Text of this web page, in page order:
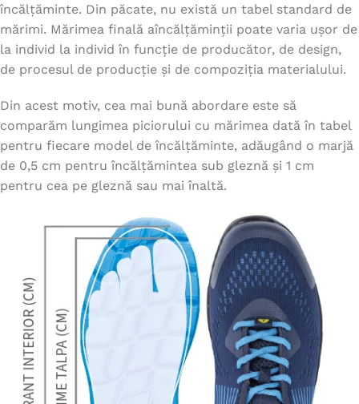
încălțăminte. Din păcate, nu există un tabel standard de
mărimi. Mărimea finală aîncălțăminții poate varia ușor de
la individ la individ în funcție de producător, de design,
de procesul de producție și de compoziția materialului.
Din acest motiv, cea mai bună abordare este să
comparăm lungimea piciorului cu mărimea dată în tabel
pentru fiecare model de încălțăminte, adăugând o marjă
de 0,5 cm pentru încălțămintea sub gleznă și 1 cm
pentru cea pe gleznă sau mai înaltă.